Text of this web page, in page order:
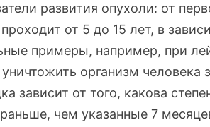
развития опухоли: от
от 5 до 15 лет, в
примеры, например, при
организм человека
зависит от того, какова
раньше, чем указанные 7